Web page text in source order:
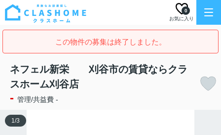
お気に入り
0
この物件の募集は終了しました。
ネフェル新栄 刈谷市の賃貸ならクラ
スホーム刈谷店
- 管理/共益費 -
1/3